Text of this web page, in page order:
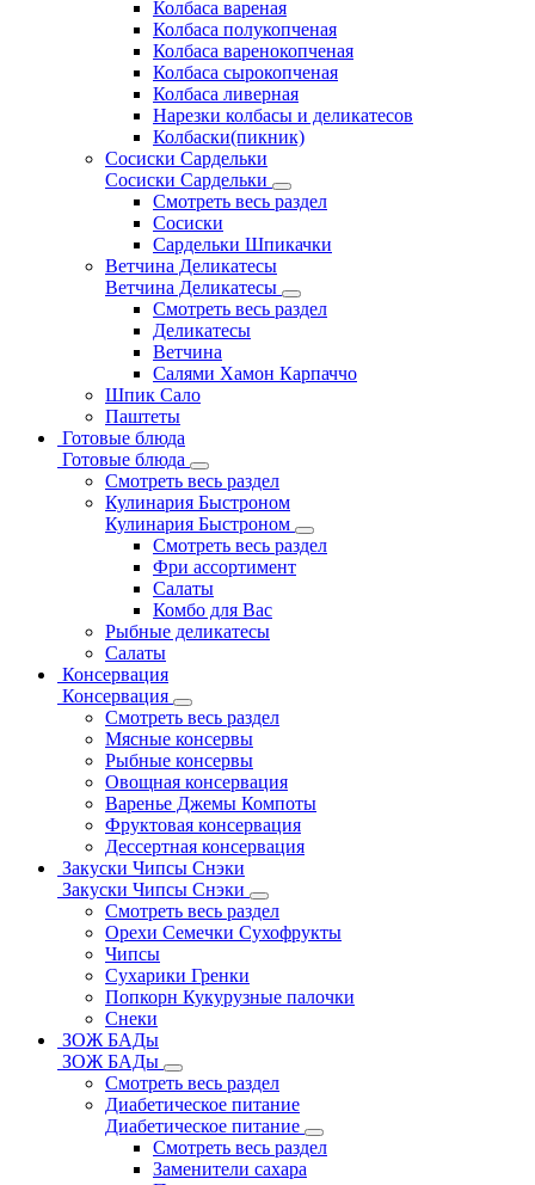
Колбаса вареная
Колбаса полукопченая
Колбаса варенокопченая
Колбаса сырокопченая
Колбаса ливерная
Нарезки колбасы и деликатесов
Колбаски(пикник)
Сосиски Сардельки
Сосиски Сардельки
Смотреть весь раздел
Сосиски
Сардельки Шпикачки
Ветчина Деликатесы
Ветчина Деликатесы
Смотреть весь раздел
Деликатесы
Ветчина
Салями Хамон Карпаччо
Шпик Сало
Паштеты
Готовые блюда
Готовые блюда
Смотреть весь раздел
Кулинария Быстроном
Кулинария Быстроном
Смотреть весь раздел
Фри ассортимент
Салаты
Комбо для Вас
Рыбные деликатесы
Салаты
Консервация
Консервация
Смотреть весь раздел
Мясные консервы
Рыбные консервы
Овощная консервация
Варенье Джемы Компоты
Фруктовая консервация
Дессертная консервация
Закуски Чипсы Снэки
Закуски Чипсы Снэки
Смотреть весь раздел
Орехи Семечки Сухофрукты
Чипсы
Сухарики Гренки
Попкорн Кукурузные палочки
Снеки
ЗОЖ БАДы
ЗОЖ БАДы
Смотреть весь раздел
Диабетическое питание
Диабетическое питание
Смотреть весь раздел
Заменители сахара